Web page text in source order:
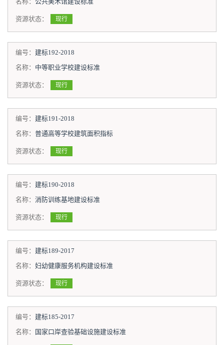
资源状态： 现行
编号： 建标192-2018
名称： 中等职业学校建设标准
资源状态： 现行
编号： 建标191-2018
名称： 普通高等学校建筑面积指标
资源状态： 现行
编号： 建标190-2018
名称： 消防训练基地建设标准
资源状态： 现行
编号： 建标189-2017
名称： 妇幼健康服务机构建设标准
资源状态： 现行
编号： 建标185-2017
名称：
国家口岸查验基础设施建设标准